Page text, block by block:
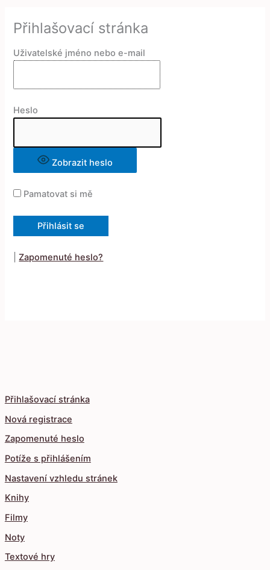
Přihlašovací stránka
Nová registrace
Zapomenuté heslo
Potíže s přihlášením
Nastavení vzhledu stránek
Knihy
Filmy
Noty
Textové hry
Přihlašovací stránka
Uživatelské jméno nebo e-mail
Heslo
Zobrazit heslo
Pamatovat si mě
|Zapomenuté heslo?